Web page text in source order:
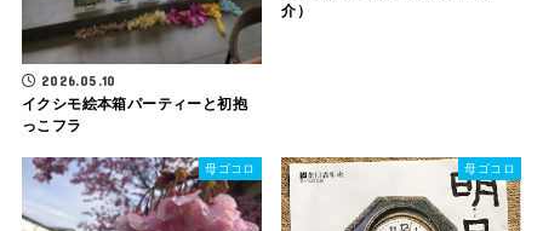
2026.05.10
イクシモ絵本箱パーティーと初抱
っこフラ
介）
母ゴコロ 母ゴコロ